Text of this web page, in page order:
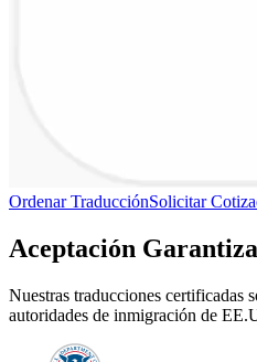
Ordenar TraducciónSolicitar
Aceptación
Nuestras traducciones certificadas
autoridades de inmigración de